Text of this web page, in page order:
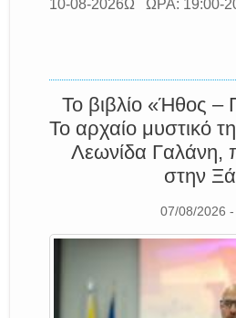
10-08-2026Ω ΩΡΑ: 19:00-
Το βιβλίο «Ήθος –
Το αρχαίο μυστικό
Λεωνίδα Γαλάνη,
στην
07/08/2026 -